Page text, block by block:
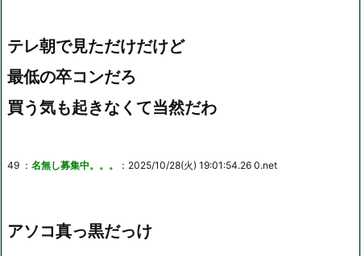
テレ朝で見ただけだけど
最低の卒コンだろ
買う気も起きなくて当然だわ
49 ： 名無し募集中。。。 ：2025/10/28(火) 19:01:54.26 0.net
アソコ真っ黒だっけ